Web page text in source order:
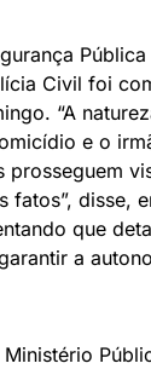
Civil foi
“A
e o
prosseguem
fatos”, disse,
que
a